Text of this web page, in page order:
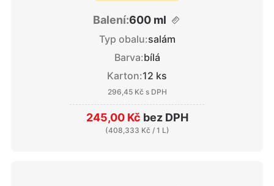
Balení:600 ml
Typ obalu:salám
Barva:bílá
Karton:12 ks
296,45 Kč s DPH
245,00 Kč bez DPH
(408,333 Kč / 1 L)